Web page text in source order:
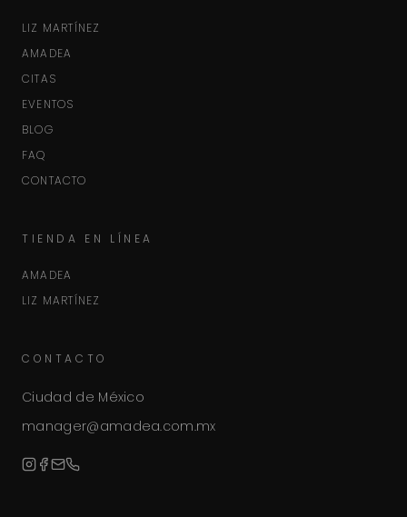
LIZ MARTÍNEZ
AMADEA
CITAS
EVENTOS
BLOG
FAQ
CONTACTO
TIENDA EN LÍNEA
AMADEA
LIZ MARTÍNEZ
CONTACTO
Ciudad de México
manager@amadea.com.mx